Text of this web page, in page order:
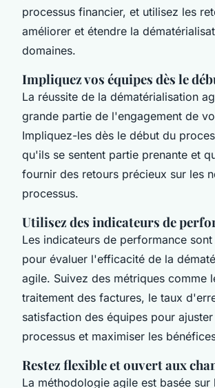
processus financier, et utilisez les
améliorer et étendre la
domaines.
Impliquez vos équipes dès le
La réussite de la dématérialisation
grande partie de l'engagement de
Impliquez-les dès le début du
qu'ils se sentent partie prenante et
fournir des retours précieux sur les
processus.
Utilisez des indicateurs de
Les indicateurs de performance sont
pour évaluer l'efficacité de la
agile. Suivez des métriques comme
traitement des factures, le taux
satisfaction des équipes pour
processus et maximiser les
Restez flexible et ouvert aux
La méthodologie agile est basée